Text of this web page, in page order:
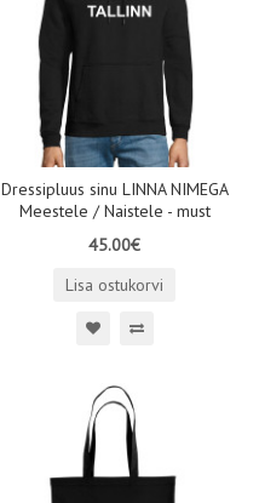
Dressipluus sinu LINNA NIMEGA
Meestele / Naistele - must
45.00€
Lisa ostukorvi